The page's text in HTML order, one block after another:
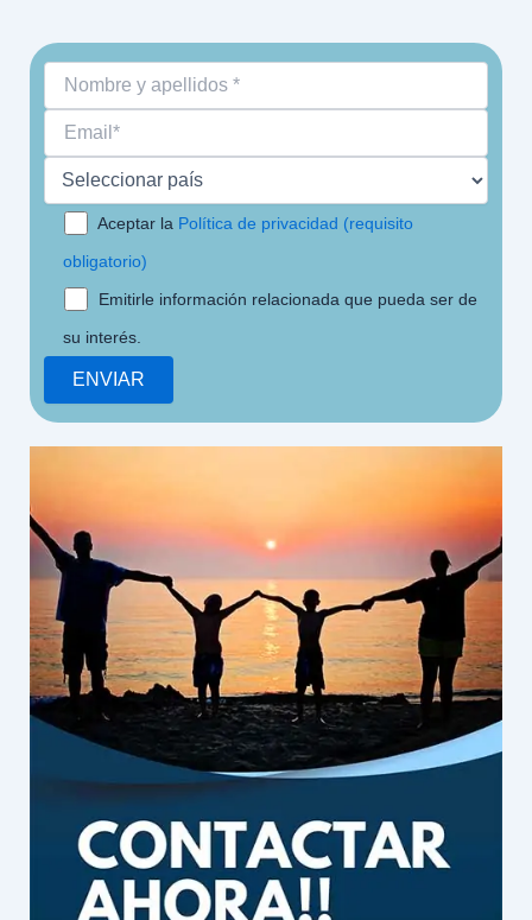
Aceptar la Política de privacidad (requisito
obligatorio)
Emitirle información relacionada que pueda ser de
su interés.